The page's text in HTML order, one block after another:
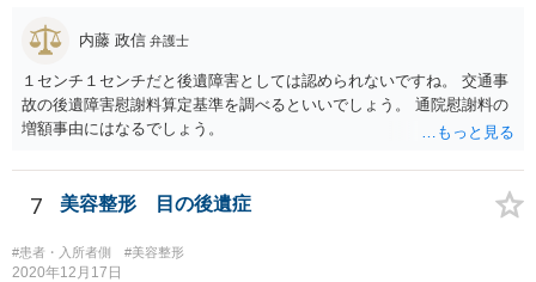
内藤 政信 弁護士
１センチ１センチだと後遺障害としては認められないですね。 交通事
故の後遺障害慰謝料算定基準を調べるといいでしょう。 通院慰謝料の
増額事由にはなるでしょう。
7 美容整形 目の後遺症
#患者・入所者側 #美容整形
2020年12月17日